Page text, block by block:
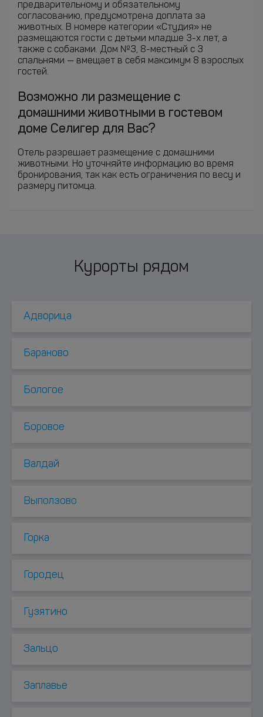
предварительному и обязательному
согласованию, предусмотрена доплата за
животных. В номере категории «Студия» не
размещаются гости с детьми младше 3-х лет, а
также с собаками. Дом №3, 8-местный с 3
спальнями — вмещает в себя максимум 8 взрослых
гостей.
Возможно ли размещение с
домашними животными в гостевом
доме Селигер для Вас?
Отель разрешает размещение с домашними
животными. Но уточняйте информацию во время
бронирования, так как есть ограничения по весу и
размеру питомца.
Курорты рядом
Адворица
Бараново
Бологое
Боровое
Валдай
Выползово
Горка
Городец
Гузятино
Зальцо
Заплавье